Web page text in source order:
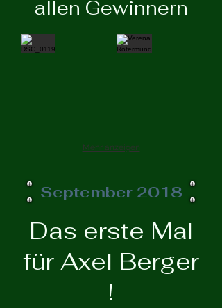
allen Gewinnern
Mehr anzeigen
September 2018
Das erste Mal
für Axel Berger
!